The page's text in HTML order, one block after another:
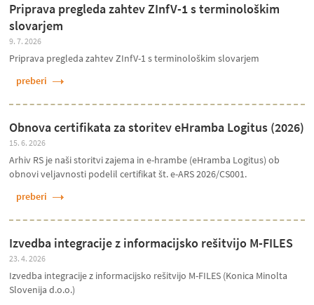
Priprava pregleda zahtev ZInfV-1 s terminološkim
slovarjem
9. 7. 2026
Priprava pregleda zahtev ZInfV-1 s terminološkim slovarjem
preberi
Obnova certifikata za storitev eHramba Logitus (2026)
15. 6. 2026
Arhiv RS je naši storitvi zajema in e-hrambe (eHramba Logitus) ob
obnovi veljavnosti podelil certifikat št. e-ARS 2026/CS001.
preberi
Izvedba integracije z informacijsko rešitvijo M-FILES
23. 4. 2026
Izvedba integracije z informacijsko rešitvijo M-FILES (Konica Minolta
Slovenija d.o.o.)